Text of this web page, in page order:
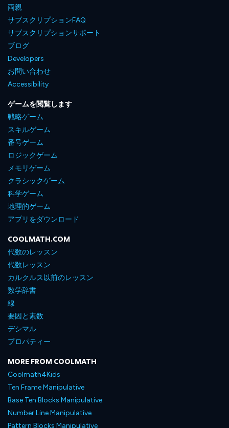
両親
サブスクリプションFAQ
サブスクリプションサポート
ブログ
Developers
お問い合わせ
Accessibility
ゲームを閲覧します
戦略ゲーム
スキルゲーム
番号ゲーム
ロジックゲーム
メモリゲーム
クラシックゲーム
科学ゲーム
地理的ゲーム
アプリをダウンロード
COOLMATH.COM
代数のレッスン
代数レッスン
カルクルス以前のレッスン
数学辞書
線
要因と素数
デシマル
プロパティー
MORE FROM COOLMATH
Coolmath4Kids
Ten Frame Manipulative
Base Ten Blocks Manipulative
Number Line Manipulative
Pattern Blocks Manipulative